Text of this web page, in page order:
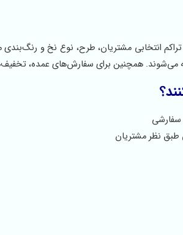
انتخابی مشتریان، طرح، نوع نخ و
می‌شوند. همچنین برای سفارش‌های عمده،
سفارشی
طبق نظر مشتریان